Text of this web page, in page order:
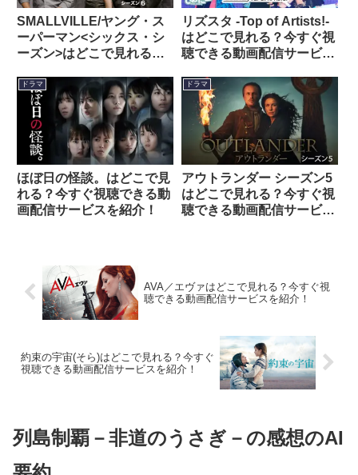
SMALLVILLE/ヤング・ス
ーパーマン<シックス・シ
ーズン>はどこで見れる？
サービスを紹介！
リズスタ -Top of Artists!-
はどこで見れる？今すぐ視
聴できる動画配信サービス
ドラマ
ほぼ日の怪談。はどこで見
れる？今すぐ視聴できる動
画配信サービスを紹介！
ドラマ
アウトランダー シーズン5
はどこで見れる？今すぐ視
聴できる動画配信サービス
AVA／エヴァはどこで見れる？今すぐ視
聴できる動画配信サービスを紹介！
約束の宇宙(そら)はどこで見れる？今すぐ
視聴できる動画配信サービスを紹介！
列島制覇－非道のうさぎ－の感想のAI